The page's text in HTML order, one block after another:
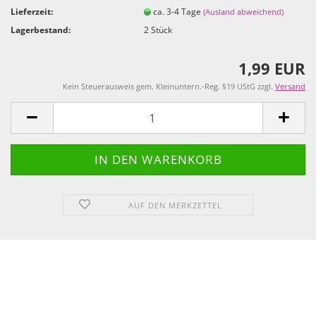
Lieferzeit:
ca. 3-4 Tage(Ausland abweichend)
Lagerbestand: 2Stück
1,99 EUR
Kein Steuerausweis gem. Kleinuntern.-Reg. §19 UStG zzgl. Versand
AUF DEN MERKZETTEL